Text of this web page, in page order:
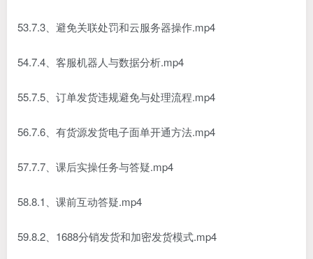
53.7.3、避免关联处罚和云服务器操作.mp4
54.7.4、客服机器人与数据分析.mp4
55.7.5、订单发货违规避免与处理流程.mp4
56.7.6、有货源发货电子面单开通方法.mp4
57.7.7、课后实操任务与答疑.mp4
58.8.1、课前互动答疑.mp4
59.8.2、1688分销发货和加密发货模式.mp4